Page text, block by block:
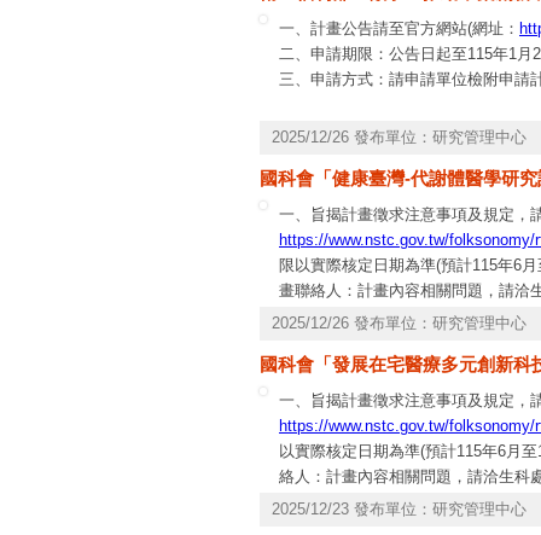
一、計畫公告請至官方網站(網址：
二、申請期限：公告日起至115年1
三、申請方式：請申請單位檢附申請
2025/12/26 發布單位：研究管理中心
國科會「健康臺灣-代謝體醫學研
一、旨揭計畫徵求注意事項及規定，
https://www.nstc.gov.tw/folksonomy/
限以實際核定日期為準(預計115年6
畫聯絡人：計畫內容相關問題，請洽
專線，電話0800-212-058、(02)2737-
2025/12/26 發布單位：研究管理中心
國科會「發展在宅醫療多元創新
一、旨揭計畫徵求注意事項及規定，
https://www.nstc.gov.tw/folksonomy/
以實際核定日期為準(預計115年6月
絡人：計畫內容相關問題，請洽生科
作問題，請洽資訊系統服務專線，電
2025/12/23 發布單位：研究管理中心